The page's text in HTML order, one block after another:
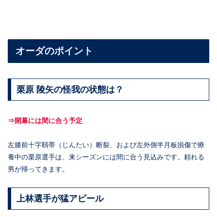
オーダのポイント
栗原 陵矢の怪我の状態は？
⇒開幕には間に合う予定
左膝前十字靱帯（じんたい）断裂、および左外側半月板損傷で療
養中の栗原選手は、来シーズンには間に合う見込みです。頼れる
男が帰ってきます。
上林選手が猛アピール